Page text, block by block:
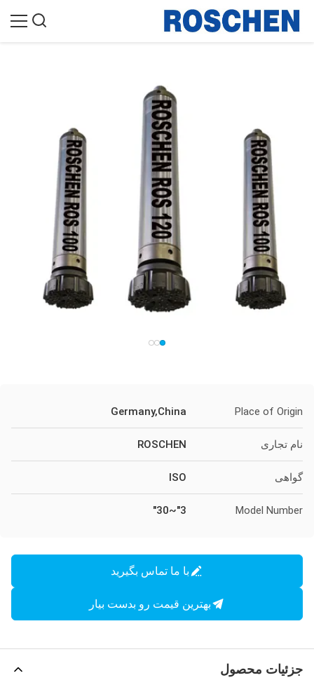
Place of Origin
Germany,China
نام تجاری ROSCHEN
گواهی ISO
Model Number
3"~30"
با ما تماس بگیرید
بهترین قیمت رو بدست بیار
جزئیات محصول